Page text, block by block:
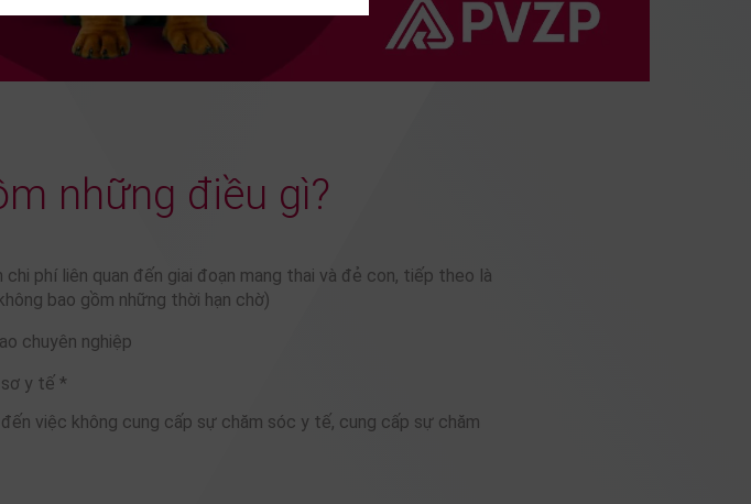
những điều gì?
phí liên quan đến giai đoạn mang thai và đẻ con, tiếp theo là
bao gồm những thời hạn chờ)
chuyên nghiệp
y tế *
việc không cung cấp sự chăm sóc y tế, cung cấp sự chăm